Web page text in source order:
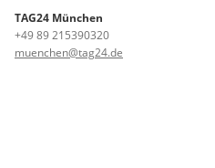
TAG24 München
+49 89 215390320
muenchen@tag24.de